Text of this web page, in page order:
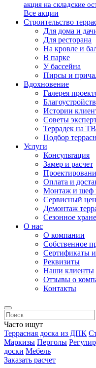
акция на складские
Все акции
Строительство
Для дома и
Для ресторана
На кровле и
В парке
У бассейна
Пирсы и
Вдохновение
Галерея
Истории
Советы
Террадек на ТВ
Подбор
Услуги
Консультация
Замер и расчет
Оплата и
Монтаж и шеф
Сервисный
Демонтаж
Сезонное
О нас
О компании
Собственное
Сертификаты
Реквизиты
Наши клиенты
Отзывы о
Контакты
Часто ищут
Террасная доска из ДПК
Маркизы Перголы
доски Мебель
Заказать расчет